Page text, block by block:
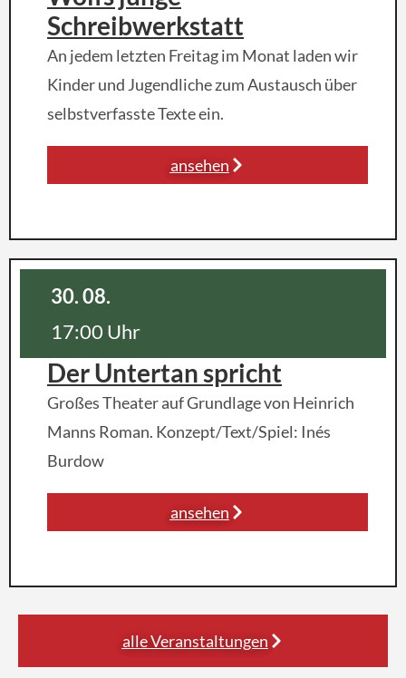
Schreibwerkstatt
An jedem letzten Freitag im Monat laden wir
Kinder und Jugendliche zum Austausch über
selbstverfasste Texte ein.
ansehen
30. 08.
17:00 Uhr
Der Untertan spricht
Großes Theater auf Grundlage von Heinrich
Manns Roman. Konzept/Text/Spiel: Inés
Burdow
ansehen
alle Veranstaltungen